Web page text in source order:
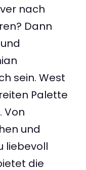
nach
Dann
sein. West
Palette
Von
und
liebevoll
die